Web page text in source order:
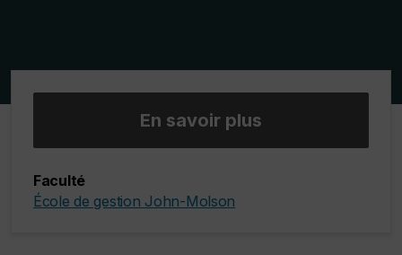
En savoir plus
Faculté
École de gestion John-Molson